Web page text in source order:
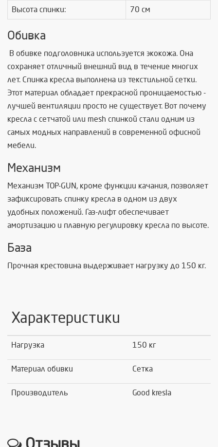
Высота спинки: 70 см
Обивка
В обивке подголовника используется экокожа. Она
сохраняет отличный внешний вид в течение многих
лет. Спинка кресла выполнена из текстильной сетки.
Этот материал обладает прекрасной проницаемостью -
лучшей вентиляции просто не существует. Вот почему
кресла с сетчатой или mesh спинкой стали одним из
самых модных направлений в современной офисной
мебели.
Механизм
Механизм TOP-GUN, кроме функции качания, позволяет
зафиксировать спинку кресла в одном из двух
удобных положений. Газ-лифт обеспечивает
амортизацию и плавную регулировку кресла по высоте.
База
Прочная крестовина выдерживает нагрузку до 150 кг.
Характеристики
Нагрузка 150 кг
Материал обивки Сетка
Производитель Good kresla